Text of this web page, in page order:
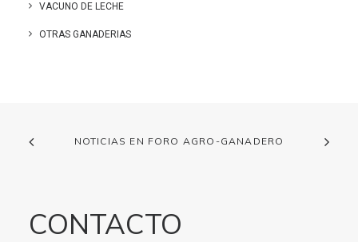
VACUNO DE LECHE
OTRAS GANADERIAS
NOTICIAS EN FORO AGRO-GANADERO
CONTACTO